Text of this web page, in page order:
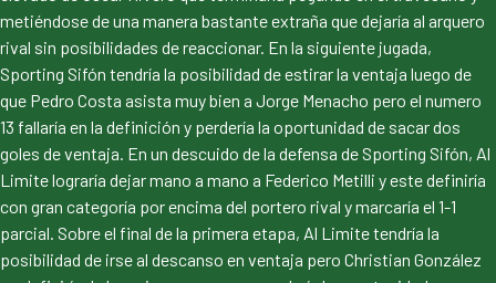
metiéndose de una manera bastante extraña que dejaría al arquero
rival sin posibilidades de reaccionar. En la siguiente jugada,
Sporting Sifón tendría la posibilidad de estirar la ventaja luego de
que Pedro Costa asista muy bien a Jorge Menacho pero el numero
13 fallaría en la definición y perdería la oportunidad de sacar dos
goles de ventaja. En un descuido de la defensa de Sporting Sifón, Al
Limite lograría dejar mano a mano a Federico Metilli y este definiría
con gran categoría por encima del portero rival y marcaría el 1-1
parcial. Sobre el final de la primera etapa, Al Limite tendría la
posibilidad de irse al descanso en ventaja pero Christian González